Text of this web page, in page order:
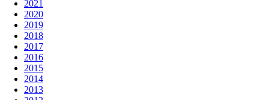
2021
2020
2019
2018
2017
2016
2015
2014
2013